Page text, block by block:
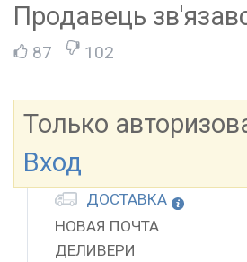
Продавець
87 102
Только
Вход
ДОСТАВКА
НОВАЯ ПОЧТА
ДЕЛИВЕРИ